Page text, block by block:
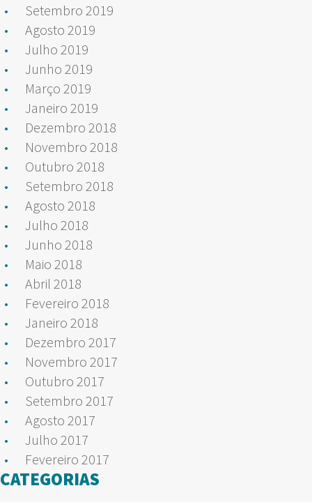
Setembro 2019
Agosto 2019
Julho 2019
Junho 2019
Março 2019
Janeiro 2019
Dezembro 2018
Novembro 2018
Outubro 2018
Setembro 2018
Agosto 2018
Julho 2018
Junho 2018
Maio 2018
Abril 2018
Fevereiro 2018
Janeiro 2018
Dezembro 2017
Novembro 2017
Outubro 2017
Setembro 2017
Agosto 2017
Julho 2017
Fevereiro 2017
CATEGORIAS